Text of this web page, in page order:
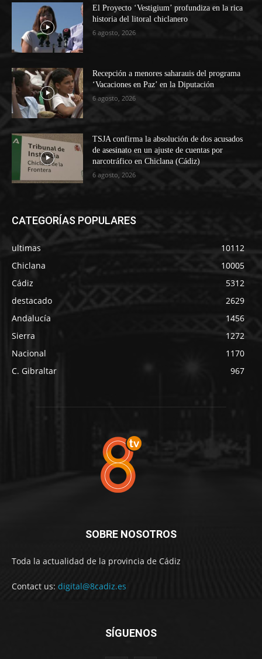
El Proyecto ‘Vestigium’ profundiza en la rica
historia del litoral chiclanero
6 agosto, 2026
Recepción a menores saharauis del programa
‘Vacaciones en Paz’ en la Diputación
6 agosto, 2026
TSJA confirma la absolución de dos acusados
de asesinato en un ajuste de cuentas por
narcotráfico en Chiclana (Cádiz)
6 agosto, 2026
CATEGORÍAS POPULARES
ultimas
10112
Chiclana
10005
Cádiz
5312
destacado
2629
Andalucía
1456
Sierra
1272
Nacional
1170
C. Gibraltar
967
SOBRE NOSOTROS
Toda la actualidad de la provincia de Cádiz
Contact us: digital@8cadiz.es
SÍGUENOS